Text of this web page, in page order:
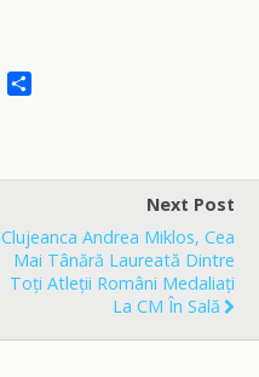
e
Next Post
Clujeanca Andrea Miklos, Cea
Mai Tânără Laureată Dintre
Toți Atleții Români Medaliați
La CM În Sală